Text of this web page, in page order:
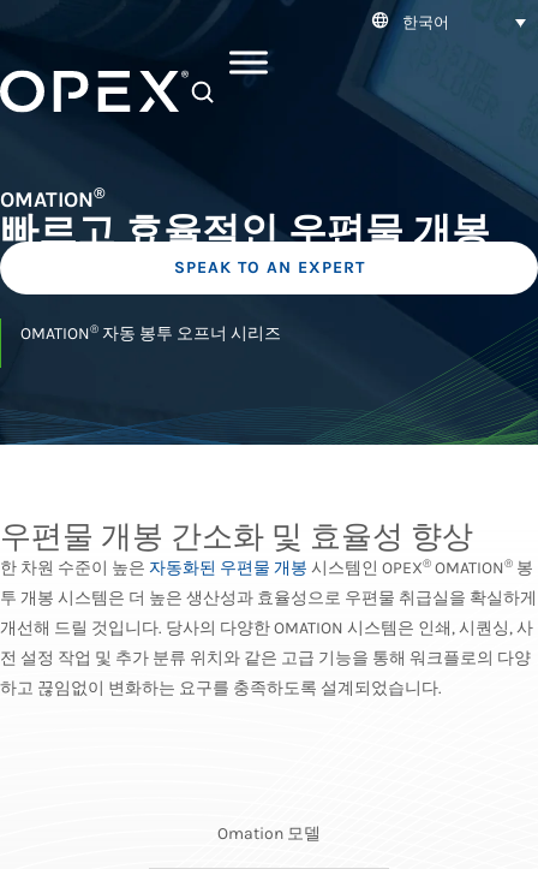
한국어
OMATION®
빠르고 효율적인 우편물 개봉
SPEAK TO AN EXPERT
OMATION® 자동 봉투 오프너 시리즈
우편물 개봉 간소화 및 효율성 향상
한 차원 수준이 높은 자동화된 우편물 개봉 시스템인 OPEX® OMATION® 봉
투 개봉 시스템은 더 높은 생산성과 효율성으로 우편물 취급실을 확실하게
개선해 드릴 것입니다. 당사의 다양한 OMATION 시스템은 인쇄, 시퀀싱, 사
전 설정 작업 및 추가 분류 위치와 같은 고급 기능을 통해 워크플로의 다양
하고 끊임없이 변화하는 요구를 충족하도록 설계되었습니다.
Omation 모델